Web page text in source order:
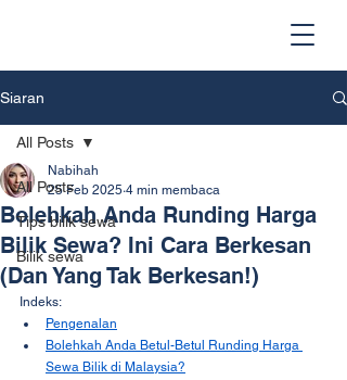
Siaran
All Posts
Tips bilik sewa
Bilik sewa
All Posts
Bolehkah Anda Runding Harga
Bilik Sewa? Ini Cara Berkesan
(Dan Yang Tak Berkesan!)
Nabihah
25 Feb 2025 4 min membaca
Indeks:
Pengenalan
Bolehkah Anda Betul-Betul Runding Harga
Sewa Bilik di Malaysia?